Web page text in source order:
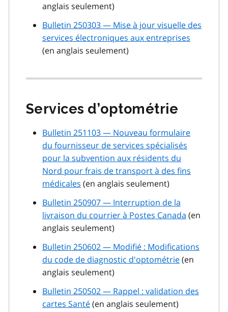
anglais seulement)
Bulletin 250303 — Mise à jour visuelle des
services électroniques aux entreprises
(en anglais seulement)
Services d’optométrie
Bulletin 251103 — Nouveau formulaire
du fournisseur de services spécialisés
pour la subvention aux résidents du
Nord pour frais de transport à des fins
médicales (en anglais seulement)
Bulletin 250907 — Interruption de la
livraison du courrier à Postes Canada (en
anglais seulement)
Bulletin 250602 — Modifié : Modifications
du code de diagnostic d'optométrie(en
anglais seulement)
Bulletin 250502 — Rappel : validation des
cartes Santé(en anglais seulement)